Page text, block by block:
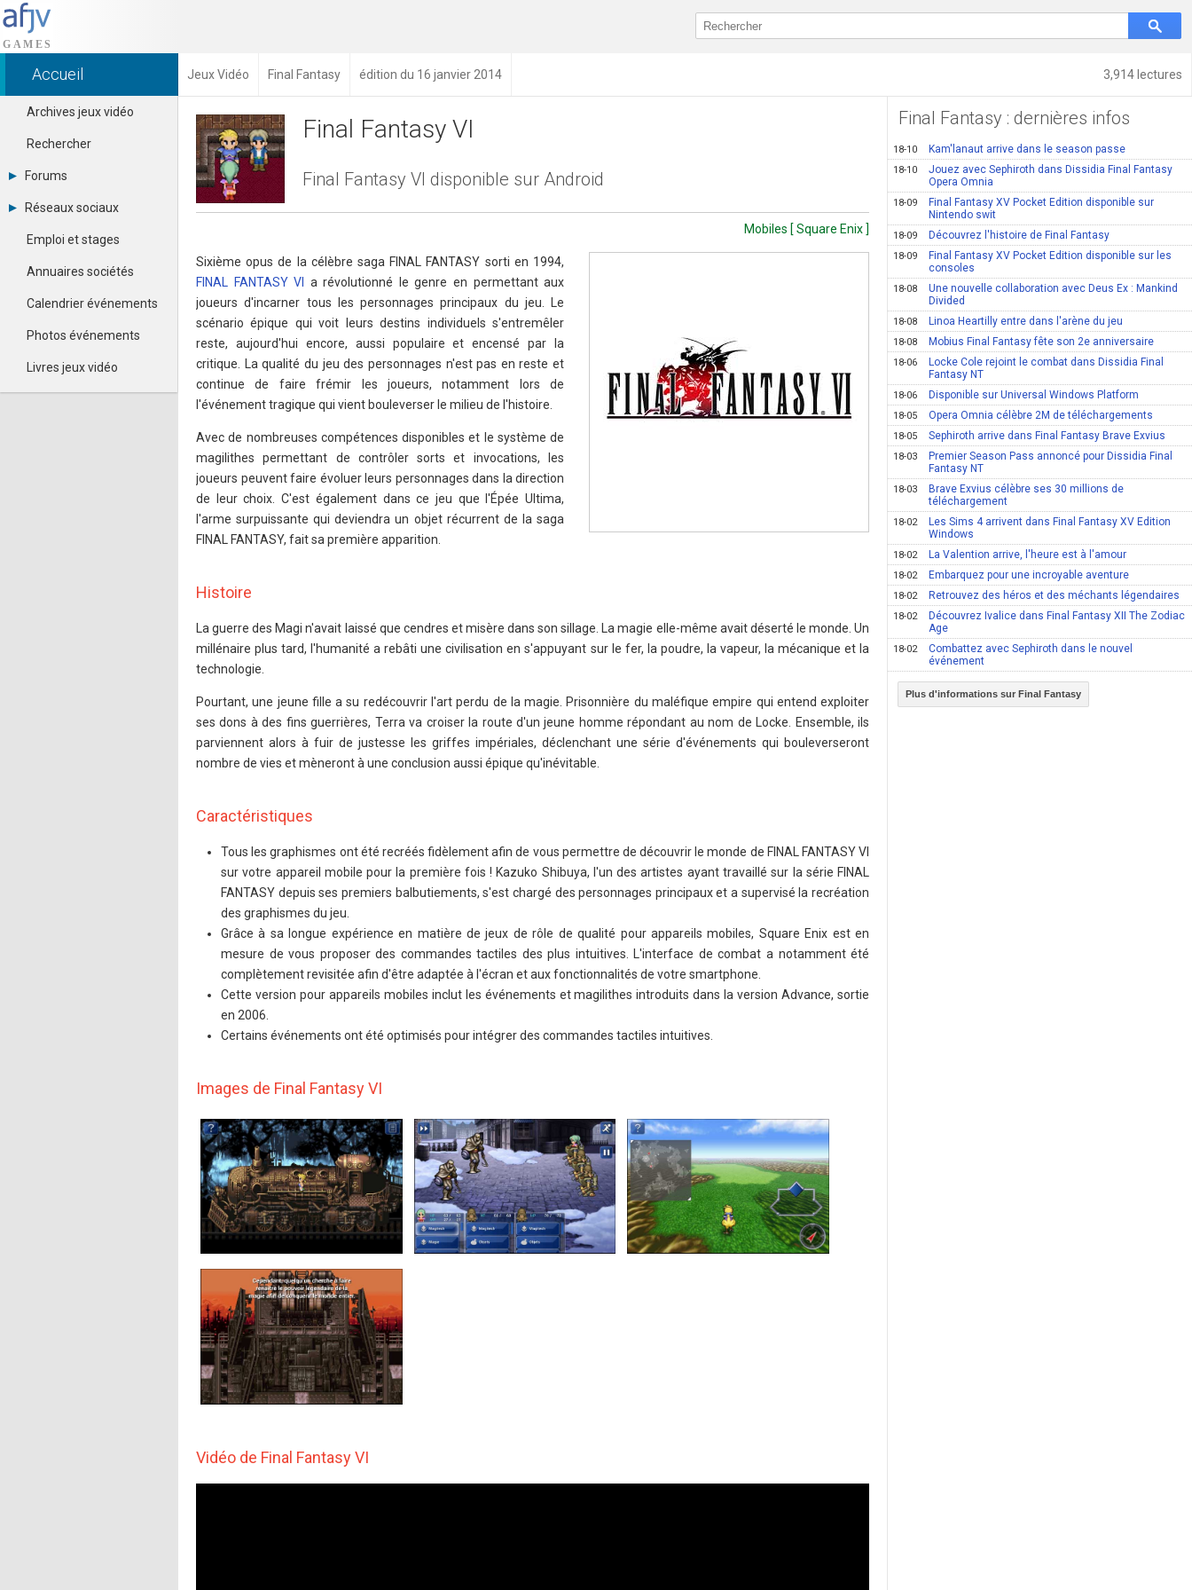
3,914 lectures
Accueil Jeux Vidéo Final Fantasy édition du 16 janvier 2014
Archives jeux vidéo
Rechercher
Forums
Tous les forums
Se connecter
Contacter un modérateur
Réseaux sociaux
Dailymotion
Facebook
Google+
Pinterest
Youtube
Emploi et stages
Annuaires sociétés
Calendrier événements
Photos événements
Livres jeux vidéo
Final Fantasy VI
Final Fantasy VI disponible sur Android
Mobiles [ Square Enix ]
Sixième opus de la célèbre saga FINAL FANTASY sorti en 1994,
FINAL FANTASY VI
a révolutionné le genre en permettant aux
joueurs d'incarner tous les personnages principaux du jeu. Le
scénario épique qui voit leurs destins individuels s'entremêler
reste, aujourd'hui encore, aussi populaire et encensé par la
critique. La qualité du jeu des personnages n'est pas en reste et
continue de faire frémir les joueurs, notamment lors de
l'événement tragique qui vient bouleverser le milieu de l'histoire.
Avec de nombreuses compétences disponibles et le système de
magilithes permettant de contrôler sorts et invocations, les
joueurs peuvent faire évoluer leurs personnages dans la direction
de leur choix. C'est également dans ce jeu que l'Épée Ultima,
l'arme surpuissante qui deviendra un objet récurrent de la saga
FINAL FANTASY, fait sa première apparition.
Histoire
La guerre des Magi n'avait laissé que cendres et misère dans son sillage. La magie elle-même avait déserté le monde. Un
millénaire plus tard, l'humanité a rebâti une civilisation en s'appuyant sur le fer, la poudre, la vapeur, la mécanique et la
technologie.
Pourtant, une jeune fille a su redécouvrir l'art perdu de la magie. Prisonnière du maléfique empire qui entend exploiter
ses dons à des fins guerrières, Terra va croiser la route d'un jeune homme répondant au nom de Locke. Ensemble, ils
parviennent alors à fuir de justesse les griffes impériales, déclenchant une série d'événements qui bouleverseront
nombre de vies et mèneront à une conclusion aussi épique qu'inévitable.
Caractéristiques
Tous les graphismes ont été recréés fidèlement afin de vous permettre de découvrir le monde de FINAL FANTASY VI
sur votre appareil mobile pour la première fois ! Kazuko Shibuya, l'un des artistes ayant travaillé sur la série FINAL
FANTASY depuis ses premiers balbutiements, s'est chargé des personnages principaux et a supervisé la recréation
des graphismes du jeu.
Grâce à sa longue expérience en matière de jeux de rôle de qualité pour appareils mobiles, Square Enix est en
mesure de vous proposer des commandes tactiles des plus intuitives. L'interface de combat a notamment été
complètement revisitée afin d'être adaptée à l'écran et aux fonctionnalités de votre smartphone.
Cette version pour appareils mobiles inclut les événements et magilithes introduits dans la version Advance, sortie
en 2006.
Certains événements ont été optimisés pour intégrer des commandes tactiles intuitives.
Images de Final Fantasy VI
Vidéo de Final Fantasy VI
Final Fantasy : dernières infos
18-10 Kam'lanaut arrive dans le season passe
18-10
Jouez avec Sephiroth dans Dissidia Final Fantasy
Opera Omnia
18-09
Final Fantasy XV Pocket Edition disponible sur
Nintendo swit
18-09 Découvrez l'histoire de Final Fantasy
18-09
Final Fantasy XV Pocket Edition disponible sur les
consoles
18-08
Une nouvelle collaboration avec Deus Ex : Mankind
Divided
18-08 Linoa Heartilly entre dans l'arène du jeu
18-08 Mobius Final Fantasy fête son 2e anniversaire
18-06
Locke Cole rejoint le combat dans Dissidia Final
Fantasy NT
18-06 Disponible sur Universal Windows Platform
18-05 Opera Omnia célèbre 2M de téléchargements
18-05 Sephiroth arrive dans Final Fantasy Brave Exvius
18-03
Premier Season Pass annoncé pour Dissidia Final
Fantasy NT
18-03
Brave Exvius célèbre ses 30 millions de
téléchargement
18-02
Les Sims 4 arrivent dans Final Fantasy XV Edition
Windows
18-02 La Valention arrive, l'heure est à l'amour
18-02 Embarquez pour une incroyable aventure
18-02 Retrouvez des héros et des méchants légendaires
18-02
Découvrez Ivalice dans Final Fantasy XII The Zodiac
Age
18-02
Combattez avec Sephiroth dans le nouvel
événement
Plus d'informations sur Final Fantasy